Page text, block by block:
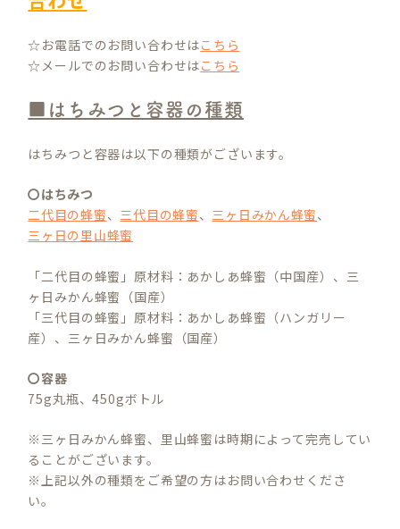
☆お電話でのお問い合わせはこちら
☆メールでのお問い合わせはこちら
■はちみつと容器の種類
はちみつと容器は以下の種類がございます。
〇はちみつ
二代目の蜂蜜、 三代目の蜂蜜、 三ヶ日みかん蜂蜜、
三ヶ日の里山蜂蜜
「二代目の蜂蜜」原材料：あかしあ蜂蜜（中国産）、三
ヶ日みかん蜂蜜（国産）
「三代目の蜂蜜」原材料：あかしあ蜂蜜（ハンガリー
産）、三ヶ日みかん蜂蜜（国産）
〇容器
75g丸瓶、450gボトル
※三ヶ日みかん蜂蜜、里山蜂蜜は時期によって完売してい
ることがございます。
※上記以外の種類をご希望の方はお問い合わせくださ
い。